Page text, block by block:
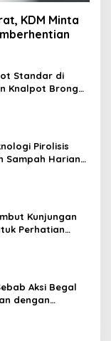
KDM Minta
Standar di
Knalpot Brong
Pirolisis
Sampah Harian
Kunjungan
Perhatian
Aksi Begal
dengan